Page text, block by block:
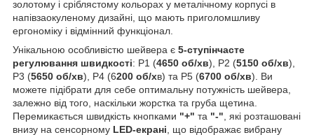
золотому і сріблястому кольорах у металічному корпусі в
напівзаокуленому дизайні, що мають приголомшливу
ергономіку і відмінний функціонал.
Унікальною особливістю шейвера є 5-ступінчасте
регулювання швидкості: P1 (4650 об/хв), P2 (5150 об/хв),
P3 (5650 об/хв), P4 (6200 об/хв) та P5 (6700 об/хв). Ви
можете підібрати для себе оптимальну потужність шейвера,
залежно від того, наскільки жорстка та груба щетина.
Перемикається швидкість кнопками "+" та "-", які розташовані
внизу на сенсорному LED-екрані, що відображає вибрану